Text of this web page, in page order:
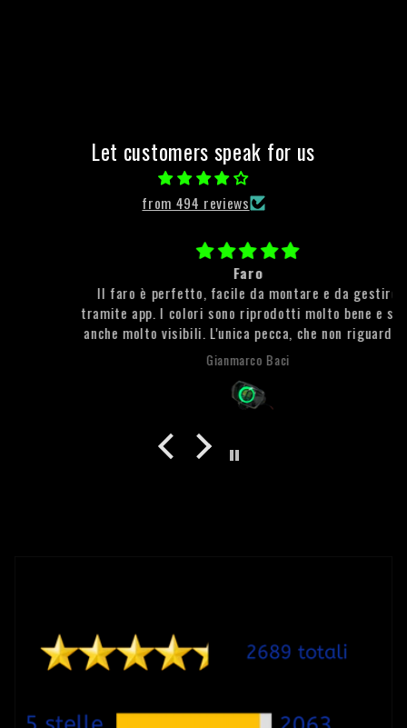
Let customers speak for us
from 494 reviews
Il faro è perfetto, facile da montare e da gestire
tramite app. I colori sono riprodotti molto bene e sono
anche molto visibili. L'unica pecca, che non riguarda il
faro, è stata la spedizione che, tra tanti problemi si è
fatta molto desiderare. Però l'attesa è stata ripagata
con un prodotto di qualità
Gianmarco Baci